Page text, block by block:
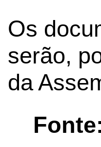
Os
serão,
da
Fonte: